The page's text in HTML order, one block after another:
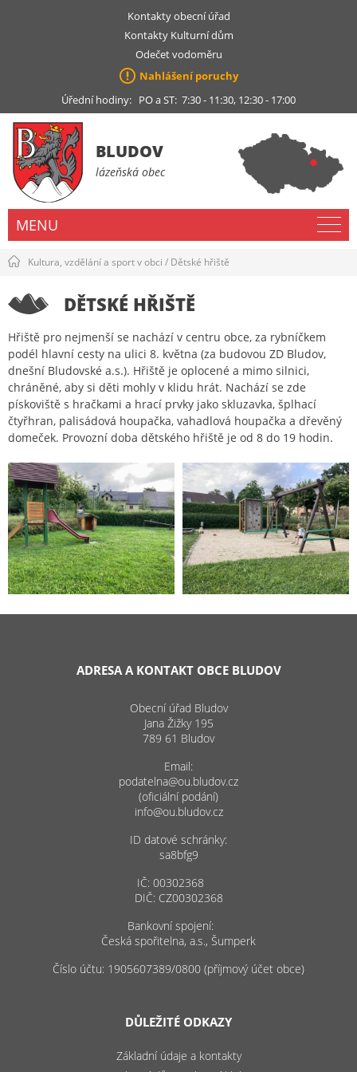
Kontakty obecní úřad
Kontakty Kulturní dům
Odečet vodoměru
Nahlášení poruchy
Úřední hodiny: PO a ST: 7:30 - 11:30, 12:30 - 17:00
BLUDOV
lázeňská obec
MENU
Kultura, vzdělání a sport v obci / Dětské hřiště
DĚTSKÉ HŘIŠTĚ
Hřiště pro nejmenší se nachází v centru obce, za rybníčkem
podél hlavní cesty na ulici 8. května (za budovou ZD Bludov,
dnešní Bludovské a.s.). Hřiště je oplocené a mimo silnici,
chráněné, aby si děti mohly v klidu hrát. Nachází se zde
pískoviště s hračkami a hrací prvky jako skluzavka, šplhací
čtyřhran, palisádová houpačka, vahadlová houpačka a dřevěný
domeček. Provozní doba dětského hřiště je od 8 do 19 hodin.
ADRESA A KONTAKT OBCE BLUDOV
Obecní úřad Bludov
Jana Žižky 195
789 61 Bludov
Email:
podatelna@ou.bludov.cz
(oficiální podání)
info@ou.bludov.cz
ID datové schránky:
sa8bfg9
IČ: 00302368
DIČ: CZ00302368
Bankovní spojení:
Česká spořitelna, a.s., Šumperk
Číslo účtu: 1905607389/0800 (příjmový účet obce)
DŮLEŽITÉ ODKAZY
Základní údaje a kontakty